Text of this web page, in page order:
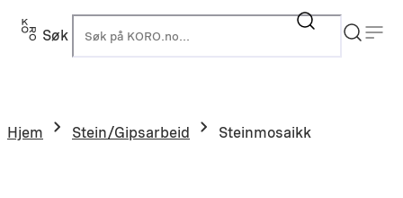
Hopp
Søk
Hjem Stein/Gipsarbeid Steinmosaikk